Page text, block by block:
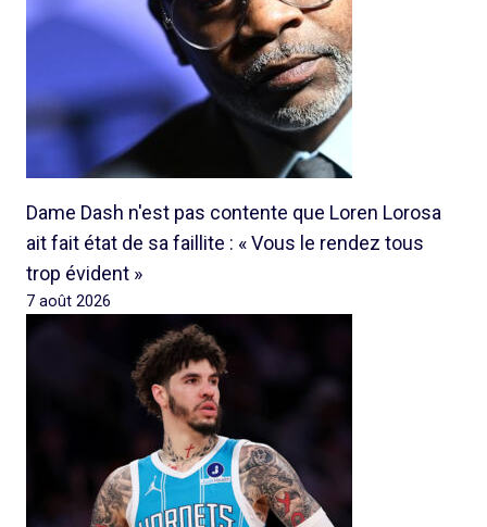
Dame Dash n'est pas contente que Loren Lorosa
ait fait état de sa faillite : « Vous le rendez tous
trop évident »
7 août 2026